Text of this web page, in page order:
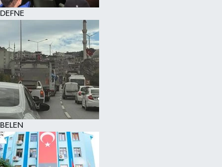
DEFNE
BELEN